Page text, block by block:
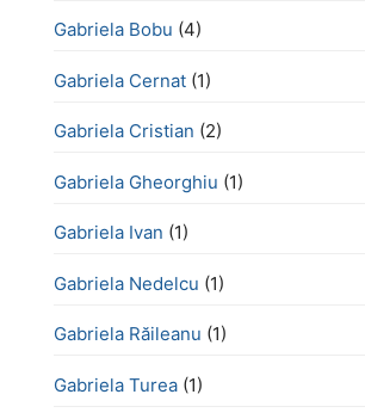
Gabriela Bobu (4)
Gabriela Cernat (1)
Gabriela Cristian (2)
Gabriela Gheorghiu (1)
Gabriela Ivan (1)
Gabriela Nedelcu (1)
Gabriela Răileanu (1)
Gabriela Turea (1)